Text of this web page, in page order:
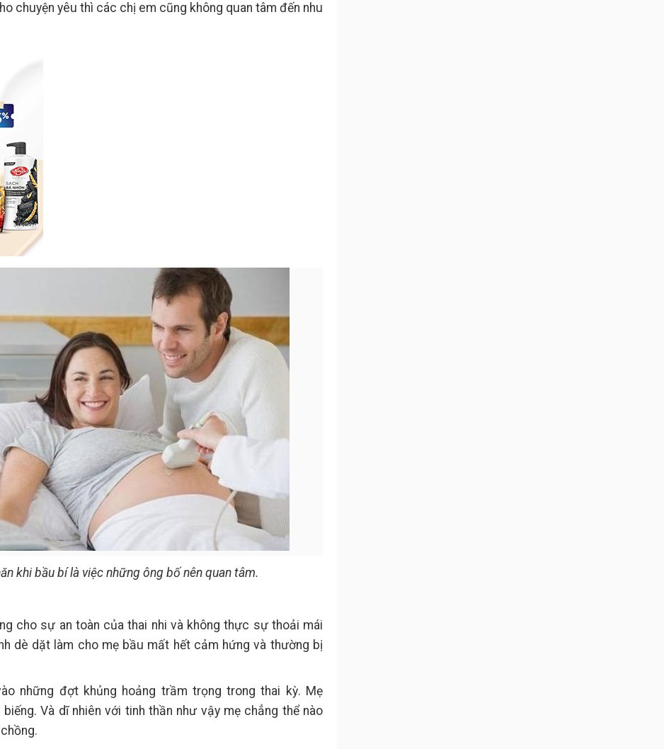
chuyện yêu thì các chị em cũng không quan tâm đến nhu
khi bầu bí là việc những ông bố nên quan tâm.
cho sự an toàn của thai nhi và không thực sự thoải mái
dè dặt làm cho mẹ bầu mất hết cảm hứng và thường bị
những đợt khủng hoảng trầm trọng trong thai kỳ. Mẹ
Và dĩ nhiên với tinh thần như vậy mẹ chẳng thể nào